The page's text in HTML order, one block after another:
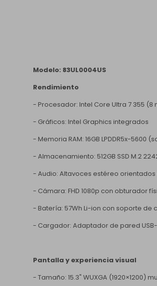
Modelo: 83UL0004US
Rendimiento
- Procesador: Intel Core Ultra 7 355 (8
- Gráficos: Intel Graphics integrados
- Memoria RAM: 16GB LPDDR5x-
- Almacenamiento: 512GB SSD M.2
- Audio: Altavoces estéreo
- Cámara: FHD 1080p con obturador
- Batería: 57Wh Li-ion con soporte
- Cargador: Adaptador de pared
Pantalla y experiencia visual
- Tamaño: 15.3" WUXGA (1920×1200)